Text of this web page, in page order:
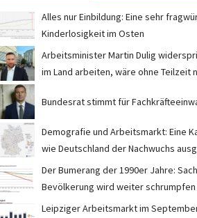
Alles nur Einbildung: Eine sehr
Kinderlosigkeit im Osten
Arbeitsminister Martin Dulig
im Land arbeiten, wäre ohne Teilzeit
Bundesrat stimmt für
Demografie und Arbeitsmarkt: Eine
wie Deutschland der Nachwuchs
Der Bumerang der 1990er Jahre:
Bevölkerung wird weiter schrumpfen
Leipziger Arbeitsmarkt im